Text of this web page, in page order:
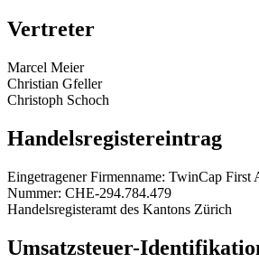
Vertreter
Marcel Meier
Christian Gfeller
Christoph Schoch
Handelsregistereintrag
Eingetragener Firmenname: TwinCap First
Nummer: CHE-294.784.479
Handelsregisteramt des Kantons Zürich
Umsatzsteuer-